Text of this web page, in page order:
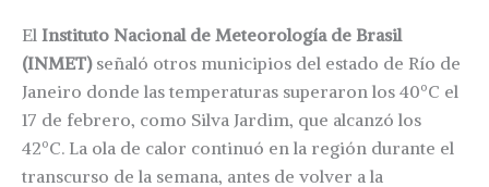
El Instituto Nacional de Meteorología de Brasil
(INMET)señaló otros municipios del estado de Río de
Janeiro donde las temperaturas superaron los 40ºC el
17 de febrero, como Silva Jardim, que alcanzó los
42ºC. La ola de calor continuó en la región durante el
transcurso de la semana, antes de volver a la